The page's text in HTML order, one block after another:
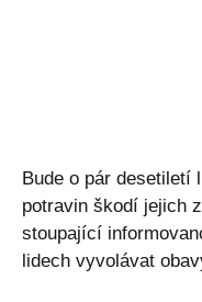
Bude o pár desetiletí
potravin škodí jejich
stoupající
lidech vyvolávat